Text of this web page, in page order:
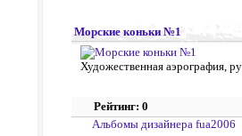
Морские коньки №1
Художественная аэрография,
Рейтинг: 0
Альбомы дизайнера fua2006